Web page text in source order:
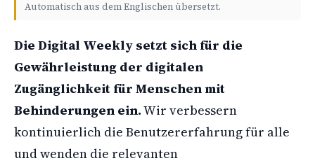
Automatisch aus dem Englischen übersetzt.
Die Digital Weekly setzt sich für die
Gewährleistung der digitalen
Zugänglichkeit für Menschen mit
Behinderungen ein.Wir verbessern
kontinuierlich die Benutzererfahrung für alle
und wenden die relevanten